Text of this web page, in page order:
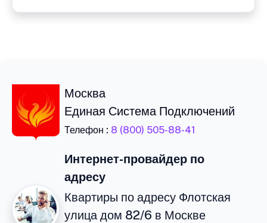
Москва
Единая Система Подключений
Телефон : 8 (800) 505-88-41
Интернет-провайдер по
адресу
Квартиры по адресу Флотская
улица дом 82/6 в Москве